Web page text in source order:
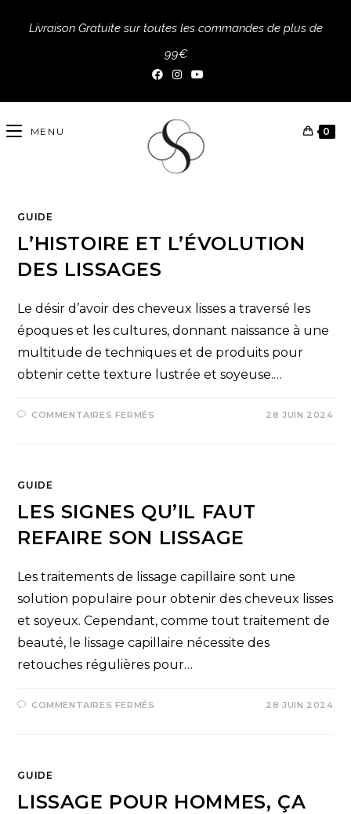
Livraison Gratuite sur toutes les commandes de plus de
99€
MENU 0
GUIDE
L’HISTOIRE ET L’ÉVOLUTION
DES LISSAGES
Le désir d’avoir des cheveux lisses a traversé les
époques et les cultures, donnant naissance à une
multitude de techniques et de produits pour
obtenir cette texture lustrée et soyeuse.…
COMMENTAIRES FERMÉS 28 JUIN 2024
GUIDE
LES SIGNES QU’IL FAUT
REFAIRE SON LISSAGE
Les traitements de lissage capillaire sont une
solution populaire pour obtenir des cheveux lisses
et soyeux. Cependant, comme tout traitement de
beauté, le lissage capillaire nécessite des
retouches régulières pour…
COMMENTAIRES FERMÉS 28 JUIN 2024
GUIDE
LISSAGE POUR HOMMES, ÇA